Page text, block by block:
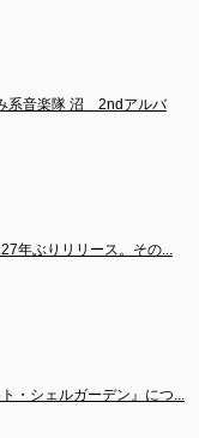
系音楽隊 沼　2ndアルバ
年ぶりリリース。その...
・シェルガーデン』につ...